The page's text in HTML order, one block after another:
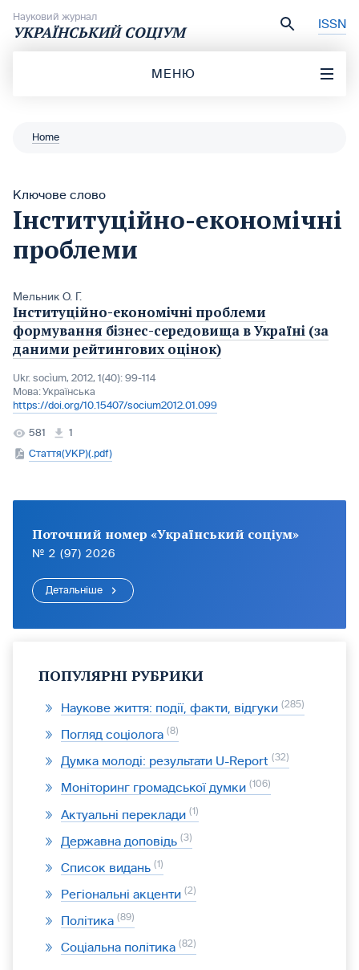
Науковий журнал
УКРАЇНСЬКИЙ СОЦІУМ ISSN
МЕНЮ
Home
Ключове слово
Інституційно-економічні
проблеми
Мельник О. Г.
Інституційно-економічні проблеми
формування бізнес-середовища в Україні (за
даними рейтингових оцінок)
Ukr. socìum, 2012, 1(40): 99-114
Мова:Українська
https://doi.org/10.15407/socium2012.01.099
581
1
Стаття(УКР)(.pdf)
Поточний номер «Український соціум»
№ 2 (97) 2026
Детальніше
ПОПУЛЯРНІ РУБРИКИ
Наукове життя: події, факти, відгуки 285
Погляд соціолога 8
Думка молоді: результати U-Report 32
Моніторинг громадської думки 106
Актуальні переклади 1
Державна доповідь 3
Список видань 1
Регіональні акценти 2
Політика 89
Соціальна політика 82